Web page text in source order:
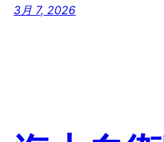
3月 7, 2026